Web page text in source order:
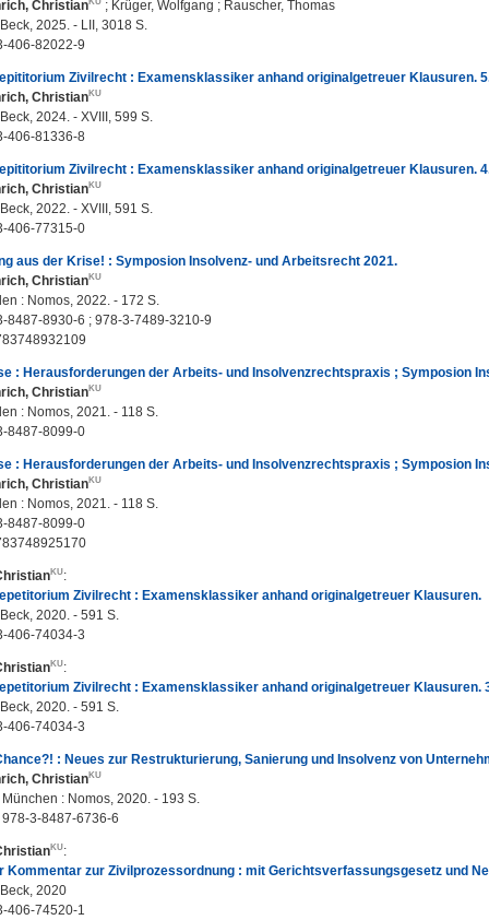
Christian ; Krüger, Wolfgang ; Rauscher, Thomas
2025. - LII, 3018 S.
406-82022-9
Zivilrecht : Examensklassiker anhand originalgetreuer Klausuren.
Christian
2024. - XVIII, 599 S.
406-81336-8
Zivilrecht : Examensklassiker anhand originalgetreuer Klausuren.
Christian
2022. - XVIII, 591 S.
406-77315-0
aus der Krise! : Symposion Insolvenz- und Arbeitsrecht 2021.
Christian
: Nomos, 2022. - 172 S.
8487-8930-6 ; 978-3-7489-3210-9
: Herausforderungen der Arbeits- und Insolvenzrechtspraxis ; Symposion
Christian
: Nomos, 2021. - 118 S.
8487-8099-0
: Herausforderungen der Arbeits- und Insolvenzrechtspraxis ; Symposion
Christian
: Nomos, 2021. - 118 S.
8487-8099-0
:
Zivilrecht : Examensklassiker anhand originalgetreuer Klausuren.
2020. - 591 S.
406-74034-3
:
Zivilrecht : Examensklassiker anhand originalgetreuer Klausuren.
2020. - 591 S.
406-74034-3
: Neues zur Restrukturierung, Sanierung und Insolvenz von
Christian
: Nomos, 2020. - 193 S.
978-3-8487-6736-6
:
Kommentar zur Zivilprozessordnung : mit Gerichtsverfassungsgesetz und
2020
406-74520-1